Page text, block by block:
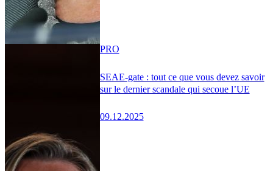
SEAE-gate : tout ce que vous devez savoir
sur le dernier scandale qui secoue l’UE
09.12.2025
PRO